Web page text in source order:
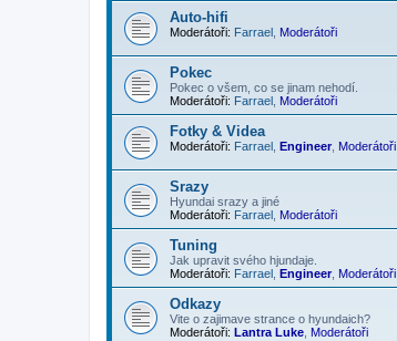
Auto-hifi
Moderátoři: Farrael Moderátoři
Pokec
Pokec o všem, co se jinam nehodí.
Moderátoři: Farrael Moderátoři
Fotky & Videa
Moderátoři: Farrael Engineer, Moderátoři
Srazy
Hyundai srazy a jiné
Moderátoři: Farrael Moderátoři
Tuning
Jak upravit svého hjundaje.
Moderátoři: Farrael Engineer, Moderátoři
Odkazy
Vite o zajimave strance o hyundaich?
Moderátoři: Lantra Luke Moderátoři